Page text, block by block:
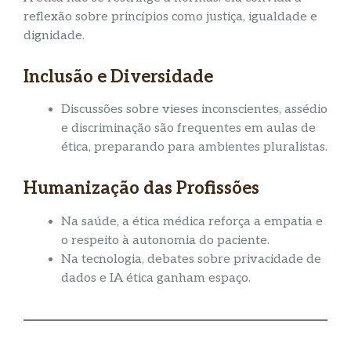
reflexão sobre princípios como justiça, igualdade e
dignidade.
Inclusão e Diversidade
Discussões sobre vieses inconscientes, assédio
e discriminação são frequentes em aulas de
ética, preparando para ambientes pluralistas.
Humanização das Profissões
Na saúde, a ética médica reforça a empatia e
o respeito à autonomia do paciente.
Na tecnologia, debates sobre privacidade de
dados e IA ética ganham espaço.